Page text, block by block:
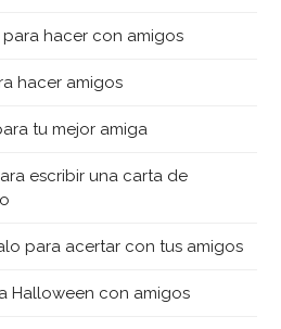
hacer con amigos
hacer amigos
tu mejor amiga
escribir una carta de
para acertar con tus amigos
Halloween con amigos